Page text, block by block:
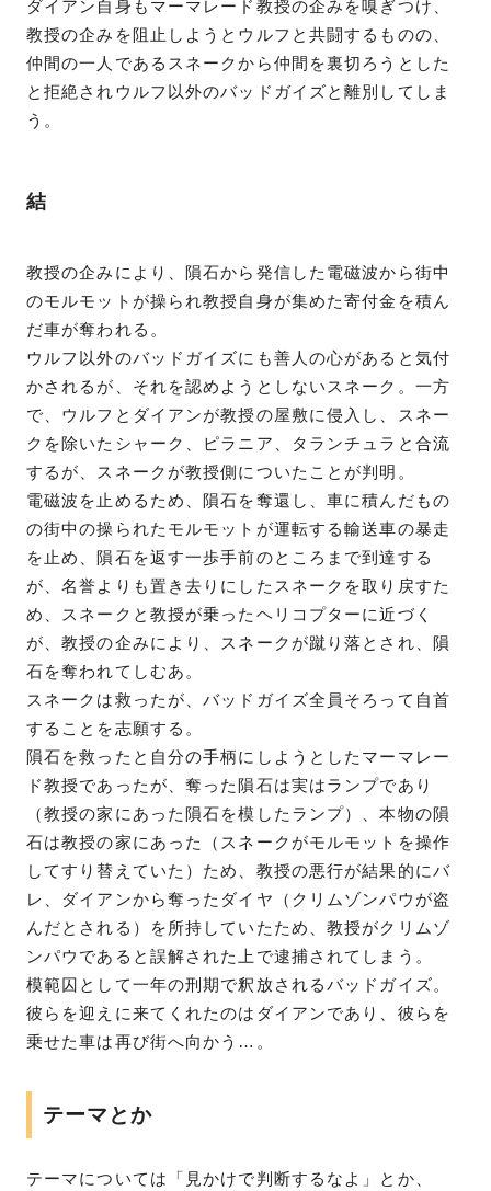
ダイアン自身もマーマレード教授の企みを嗅ぎつけ、
教授の企みを阻止しようとウルフと共闘するものの、
仲間の一人であるスネークから仲間を裏切ろうとした
と拒絶されウルフ以外のバッドガイズと離別してしま
う。
結
教授の企みにより、隕石から発信した電磁波から街中
のモルモットが操られ教授自身が集めた寄付金を積ん
だ車が奪われる。
ウルフ以外のバッドガイズにも善人の心があると気付
かされるが、それを認めようとしないスネーク。一方
で、ウルフとダイアンが教授の屋敷に侵入し、スネー
クを除いたシャーク、ピラニア、タランチュラと合流
するが、スネークが教授側についたことが判明。
電磁波を止めるため、隕石を奪還し、車に積んだもの
の街中の操られたモルモットが運転する輸送車の暴走
を止め、隕石を返す一歩手前のところまで到達する
が、名誉よりも置き去りにしたスネークを取り戻すた
め、スネークと教授が乗ったヘリコプターに近づく
が、教授の企みにより、スネークが蹴り落とされ、隕
石を奪われてしむあ。
スネークは救ったが、バッドガイズ全員そろって自首
することを志願する。
隕石を救ったと自分の手柄にしようとしたマーマレー
ド教授であったが、奪った隕石は実はランプであり
（教授の家にあった隕石を模したランプ）、本物の隕
石は教授の家にあった（スネークがモルモットを操作
してすり替えていた）ため、教授の悪行が結果的にバ
レ、ダイアンから奪ったダイヤ（クリムゾンパウが盗
んだとされる）を所持していたため、教授がクリムゾ
ンパウであると誤解された上で逮捕されてしまう。
模範囚として一年の刑期で釈放されるバッドガイズ。
彼らを迎えに来てくれたのはダイアンであり、彼らを
乗せた車は再び街へ向かう…。
テーマとか
テーマについては「見かけで判断するなよ」とか、